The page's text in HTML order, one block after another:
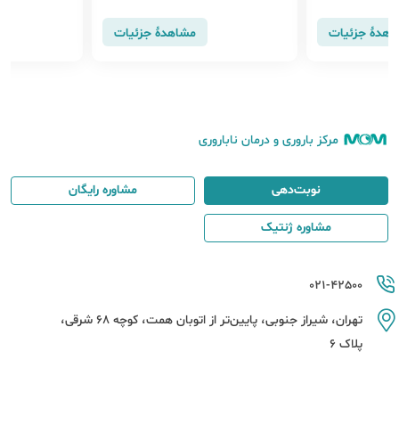
جزئیات
مشاهدهٔ جزئیات
مرکز باروری و درمان ناباروری
021-42500
تهران، شیراز جنوبی، پایین‌تر از اتوبان همت، کوچه 68 شرقی،
پلاک 6
نوبت‌دهی مشاوره رایگان
مشاوره ژنتیک